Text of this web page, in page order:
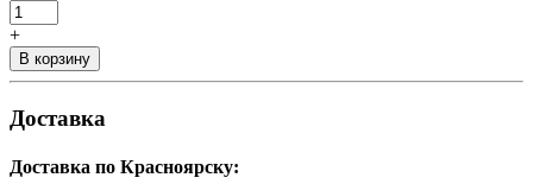
+
В корзину
Доставка
Доставка по Красноярску: